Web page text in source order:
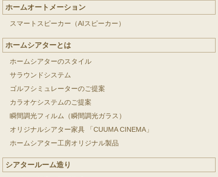
ホームオートメーション
スマートスピーカー（AIスピーカー）
ホームシアターとは
ホームシアターのスタイル
サラウンドシステム
ゴルフシミュレーターのご提案
カラオケシステムのご提案
瞬間調光フィルム（瞬間調光ガラス）
オリジナルシアター家具 「CUUMA CINEMA」
ホームシアター工房オリジナル製品
シアタールーム造り